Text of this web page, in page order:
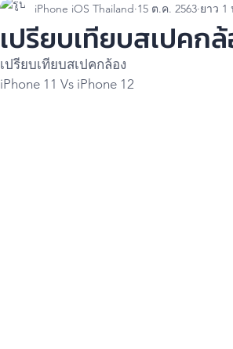
เปรียบเทียบสเปคก
iPhone iOS Thailand 15 ต.ค. 2563 ยาว 1
เปรียบเทียบสเปคกล้อง
iPhone 11 Vs iPhone 12